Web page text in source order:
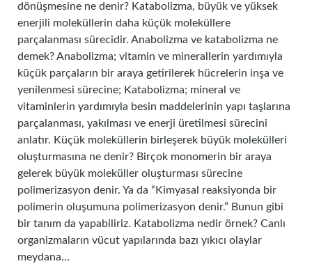
dönüşmesine ne denir? Katabolizma, büyük ve yüksek
enerjili moleküllerin daha küçük moleküllere
parçalanması sürecidir. Anabolizma ve katabolizma ne
demek? Anabolizma; vitamin ve minerallerin yardımıyla
küçük parçaların bir araya getirilerek hücrelerin inşa ve
yenilenmesi sürecine; Katabolizma; mineral ve
vitaminlerin yardımıyla besin maddelerinin yapı taşlarına
parçalanması, yakılması ve enerji üretilmesi sürecini
anlatır. Küçük moleküllerin birleşerek büyük molekülleri
oluşturmasına ne denir? Birçok monomerin bir araya
gelerek büyük moleküller oluşturması sürecine
polimerizasyon denir. Ya da “Kimyasal reaksiyonda bir
polimerin oluşumuna polimerizasyon denir.” Bunun gibi
bir tanım da yapabiliriz. Katabolizma nedir örnek? Canlı
organizmaların vücut yapılarında bazı yıkıcı olaylar
meydana…